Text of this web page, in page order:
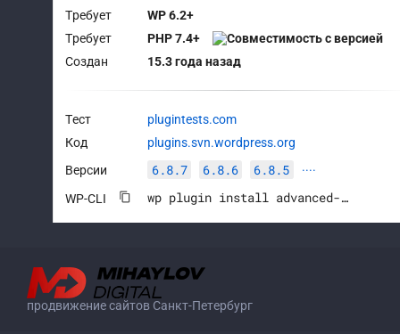
Требует
WP 6.2+
Требует
PHP 7.4+
Создан
15.3 года назад
Тест
plugintests.com
Код
plugins.svn.wordpress.org
Версии
6.8.7 6.8.6 6.8.5 ····
WP-CLI wp plugin install advanced-custom-fields --activate
продвижение сайтов Санкт-Петербург